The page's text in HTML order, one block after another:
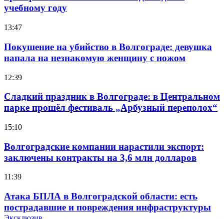
учебному году
13:47
Покушение на убийство в Волгограде: девушка
напала на незнакомую женщину с ножом
12:39
Сладкий праздник в Волгограде: в Центральном
парке прошёл фестиваль „Арбузный переполох“
15:10
Волгоградские компании нарастили экспорт:
заключены контракты на 3,6 млн долларов
11:39
Атака БПЛА в Волгоградской области: есть
пострадавшие и повреждения инфраструктуры